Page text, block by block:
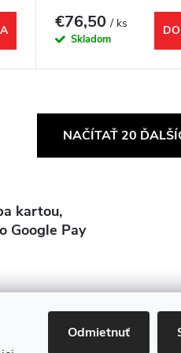
Odmietnuť
čierna mat
€76,50/ ks
Skladom
NAČÍTAŤ 20
kartou,
Google Pay
3D Vizualizácia zdarma